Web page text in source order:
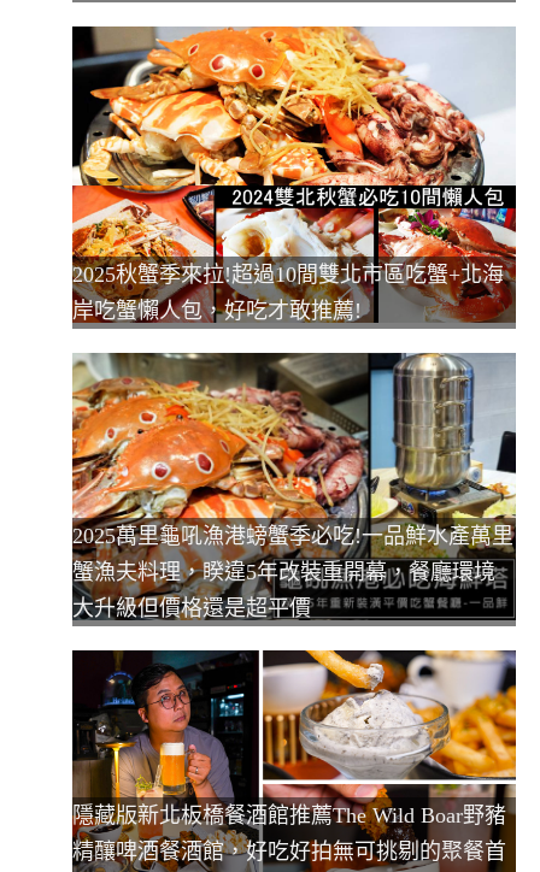
2025秋蟹季來拉!超過10間雙北市區吃蟹+北海
岸吃蟹懶人包，好吃才敢推薦!
2025萬里龜吼漁港螃蟹季必吃!一品鮮水產萬里
蟹漁夫料理，睽違5年改裝重開幕，餐廳環境
大升級但價格還是超平價
隱藏版新北板橋餐酒館推薦The Wild Boar野豬
精釀啤酒餐酒館，好吃好拍無可挑剔的聚餐首